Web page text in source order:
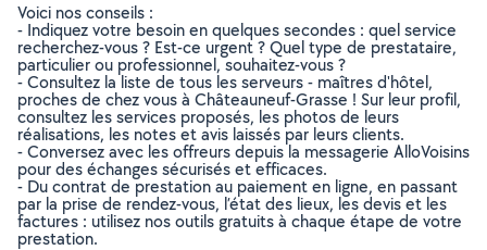
Voici nos conseils :
- Indiquez votre besoin en quelques secondes : quel service
recherchez-vous ? Est-ce urgent ? Quel type de prestataire,
particulier ou professionnel, souhaitez-vous ?
- Consultez la liste de tous les serveurs - maîtres d'hôtel,
proches de chez vous à Châteauneuf-Grasse ! Sur leur profil,
consultez les services proposés, les photos de leurs
réalisations, les notes et avis laissés par leurs clients.
- Conversez avec les offreurs depuis la messagerie AlloVoisins
pour des échanges sécurisés et efficaces.
- Du contrat de prestation au paiement en ligne, en passant
par la prise de rendez-vous, l’état des lieux, les devis et les
factures : utilisez nos outils gratuits à chaque étape de votre
prestation.